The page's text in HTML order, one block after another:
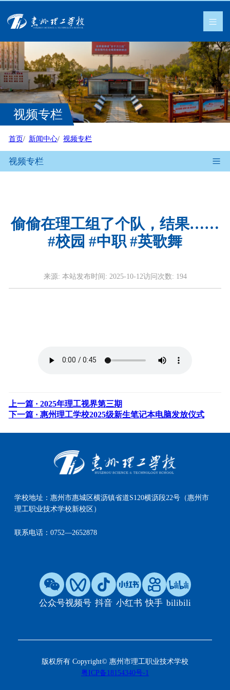
视频专栏
首页 新闻中心 视频专栏
视频专栏
偷偷在理工组了个队，结果……
#校园 #中职 #英歌舞
来源: 本站发布时间: 2025-10-12访问次数: 194
上一篇 · 2025年理工视界第三期
下一篇 · 惠州理工学校2025级新生笔记本电脑发放仪式
学校地址：惠州市惠城区横沥镇省道S120横沥段22号（惠州市
理工职业技术学校新校区）
联系电话：0752—2652878
公众号视频号 抖音 小红书 快手 bilibili
版权所有 Copyright© 惠州市理工职业技术学校
粤ICP备18154340号-1